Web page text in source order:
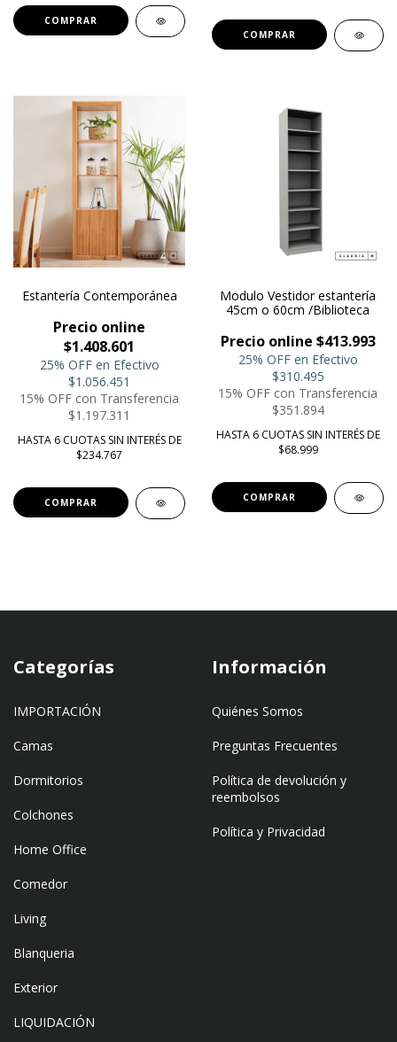
COMPRAR
COMPRAR
Estantería Contemporánea
Precio online
$1.408.601
25% OFF en Efectivo
$1.056.451
15% OFF con Transferencia
$1.197.311
HASTA 6 CUOTAS SIN INTERÉS DE
$234.767
COMPRAR
Modulo Vestidor estantería
45cm o 60cm /Biblioteca
Precio online $413.993
25% OFF en Efectivo
$310.495
15% OFF con Transferencia
$351.894
HASTA 6 CUOTAS SIN INTERÉS DE
$68.999
COMPRAR
Categorías
IMPORTACIÓN
Camas
Dormitorios
Colchones
Home Office
Comedor
Living
Blanqueria
Exterior
LIQUIDACIÓN
Información
Quiénes Somos
Preguntas Frecuentes
Política de devolución y
reembolsos
Política y Privacidad